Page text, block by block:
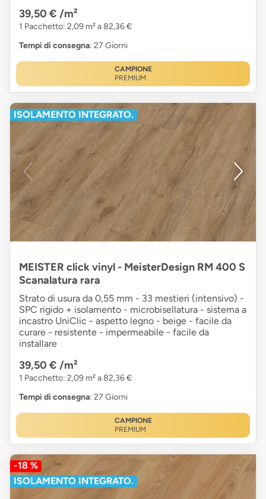
39,50 € /m²
1 Pacchetto: 2,09 m² a 82,36 €
Tempi di consegna: 27 Giorni
CAMPIONE
PREMIUM
ISOLAMENTO INTEGRATO.
MEISTER click vinyl - MeisterDesign RM 400 S
Scanalatura rara
Strato di usura da 0,55 mm - 33 mestieri (intensivo) -
SPC rigido + isolamento - microbisellatura - sistema a
incastro UniClic - aspetto legno - beige - facile da
curare - resistente - impermeabile - facile da
installare
39,50 € /m²
1 Pacchetto: 2,09 m² a 82,36 €
Tempi di consegna: 27 Giorni
CAMPIONE
PREMIUM
-18 %
ISOLAMENTO INTEGRATO.